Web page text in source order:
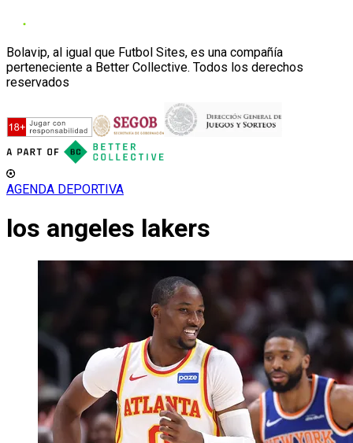
Bolavip, al igual que Futbol Sites, es una compañía
perteneciente a Better Collective. Todos los derechos
reservados
AGENDA DEPORTIVA
los angeles lakers